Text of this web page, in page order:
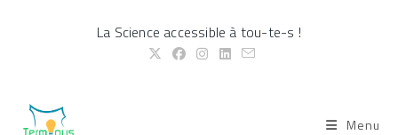
La Science accessible à tou-te-s !
Menu